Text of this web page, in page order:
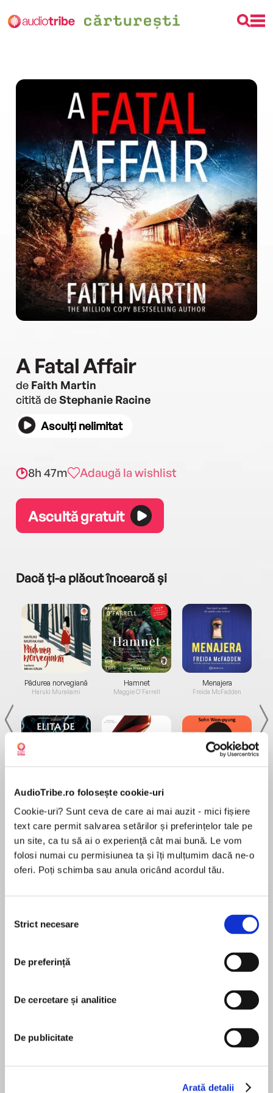
AudioTribe.ro folosește cookie-uri
Cookie-uri? Sunt ceva de care ai mai auzit - mici fișiere
text care permit salvarea setărilor și preferințelor tale pe
un site, ca tu să ai o experiență cât mai bună. Le vom
folosi numai cu permisiunea ta și îți mulțumim dacă ne-o
oferi. Poți schimba sau anula oricând acordul tău.
consimțământului
Strict necesare
De preferință
De cercetare și analitice
De publicitate
Arată detalii
A Fatal Affair
de Faith Martin
citită deStephanie Racine
Asculți nelimitat
8h 47m Adaugă la wishlist
Ascultă gratuit
Dacă ți-a plăcut încearcă și
Pădurea norvegiană
Haruki Murakami
Elita de Argint (Elita
Hamnet
Maggie O'Farrell
Diavolul se îmbracă de
Menajera
Freida McFadden
Desprecarte
She was dressed in a long white gown,
wrapped in colourful ribbons that floated in the
breeze. But underneath the swathe of golden
hair, a string of darkly smudged bruises ringed
her neck.
MAI MULT
pentru această carte